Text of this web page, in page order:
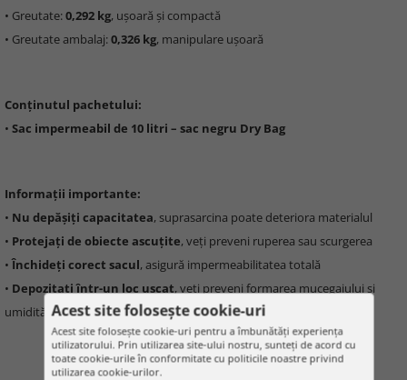
• Greutate:0,292 kg, ușoară și compactă
• Greutate ambalaj:0,326 kg, manipulare ușoară
Conținutul pachetului:
• Sac impermeabil de 10 litri – sac negru Dry Bag
Informații importante:
• Nu depășiți capacitatea, suprasarcina poate deteriora materialul
• Protejați de obiecte ascuțite, veți preveni ruperea sau scurgerea
•Închideți corect sacul, asigură impermeabilitatea totală
• Depozitați într-un loc uscat, veți preveni formarea mucegaiului și
umiditățiiAcest site folosește cookie-uri
Acest site folosește cookie-uri pentru a îmbunătăți experiența
utilizatorului. Prin utilizarea site-ului nostru, sunteți de acord cu
toate cookie-urile în conformitate cu politicile noastre privind
utilizarea cookie-urilor.